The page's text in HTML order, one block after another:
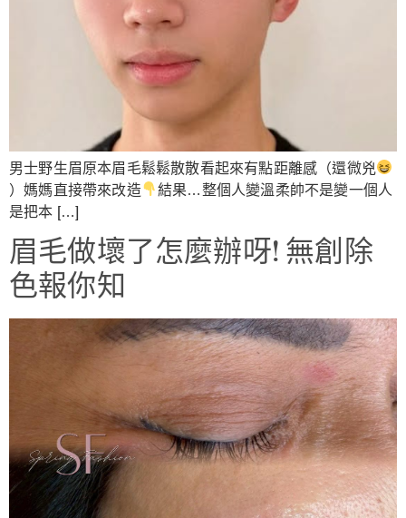
男士野生眉原本眉毛鬆鬆散散看起來有點距離感（還微兇
）媽媽直接帶來改造
結果…整個人變溫柔帥不是變一個人
是把本 […]
眉毛做壞了怎麼辦呀! 無創除
色報你知